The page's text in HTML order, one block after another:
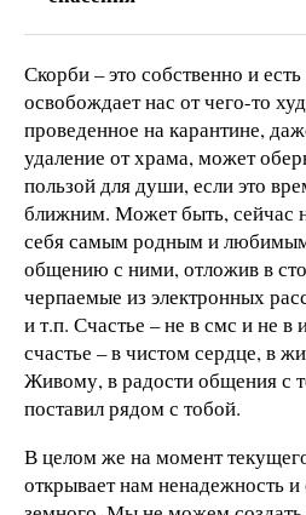
Скорби – это собственно и
освобождает нас от чего-то
проведенное на карантине,
удаление от храма, может
пользой для души, если это
ближним. Может быть, сейчас
себя самым родным и
общению с ними, отложив в
черпаемые из электронных
и т.п. Счастье – не в смс и не в
счастье – в чистом сердце, в
Живому, в радости общения с
поставил рядом с тобой.
В целом же на момент
открывает нам ненадежность